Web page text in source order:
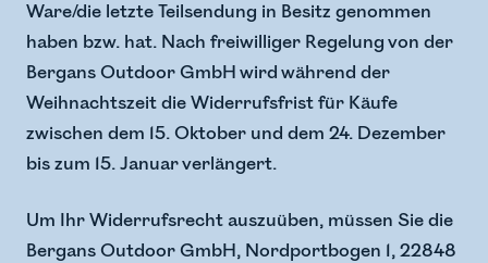
Ware/die letzte Teilsendung in Besitz genommen
haben bzw. hat. Nach freiwilliger Regelung von der
Bergans Outdoor GmbH wird während der
Weihnachtszeit die Widerrufsfrist für Käufe
zwischen dem 15. Oktober und dem 24. Dezember
bis zum 15. Januar verlängert.
Um Ihr Widerrufsrecht auszuüben, müssen Sie die
Bergans Outdoor GmbH, Nordportbogen 1, 22848